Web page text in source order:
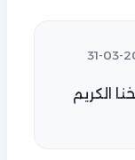
الكريم